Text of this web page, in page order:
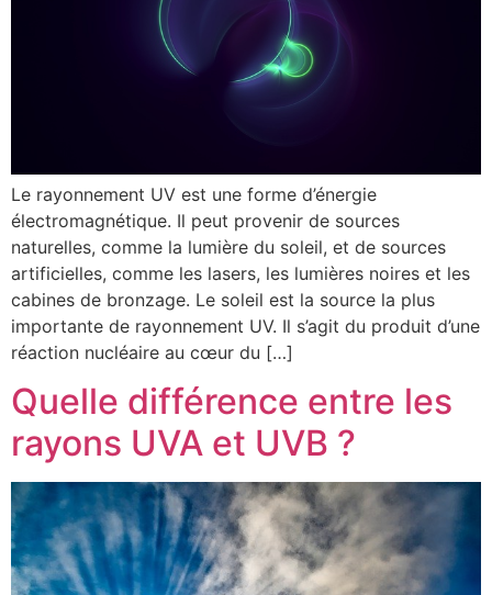
Le rayonnement UV est une forme d’énergie
électromagnétique. Il peut provenir de sources
naturelles, comme la lumière du soleil, et de sources
artificielles, comme les lasers, les lumières noires et les
cabines de bronzage. Le soleil est la source la plus
importante de rayonnement UV. Il s’agit du produit d’une
réaction nucléaire au cœur du […]
Quelle différence entre les
rayons UVA et UVB ?